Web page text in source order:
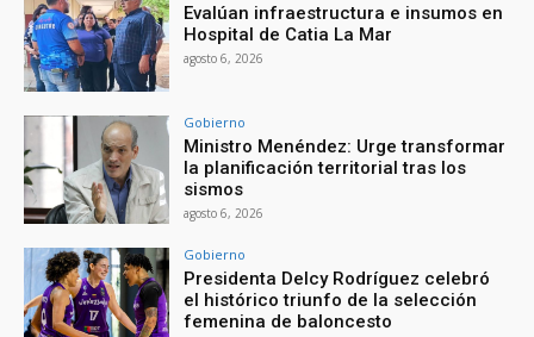
Evalúan infraestructura e insumos en
Hospital de Catia La Mar
agosto 6, 2026
Gobierno
Ministro Menéndez: Urge transformar
la planificación territorial tras los
sismos
agosto 6, 2026
Gobierno
Presidenta Delcy Rodríguez celebró
el histórico triunfo de la selección
femenina de baloncesto